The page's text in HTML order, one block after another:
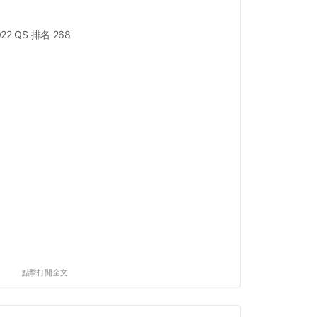
QS 排名 268
點擊打開全文